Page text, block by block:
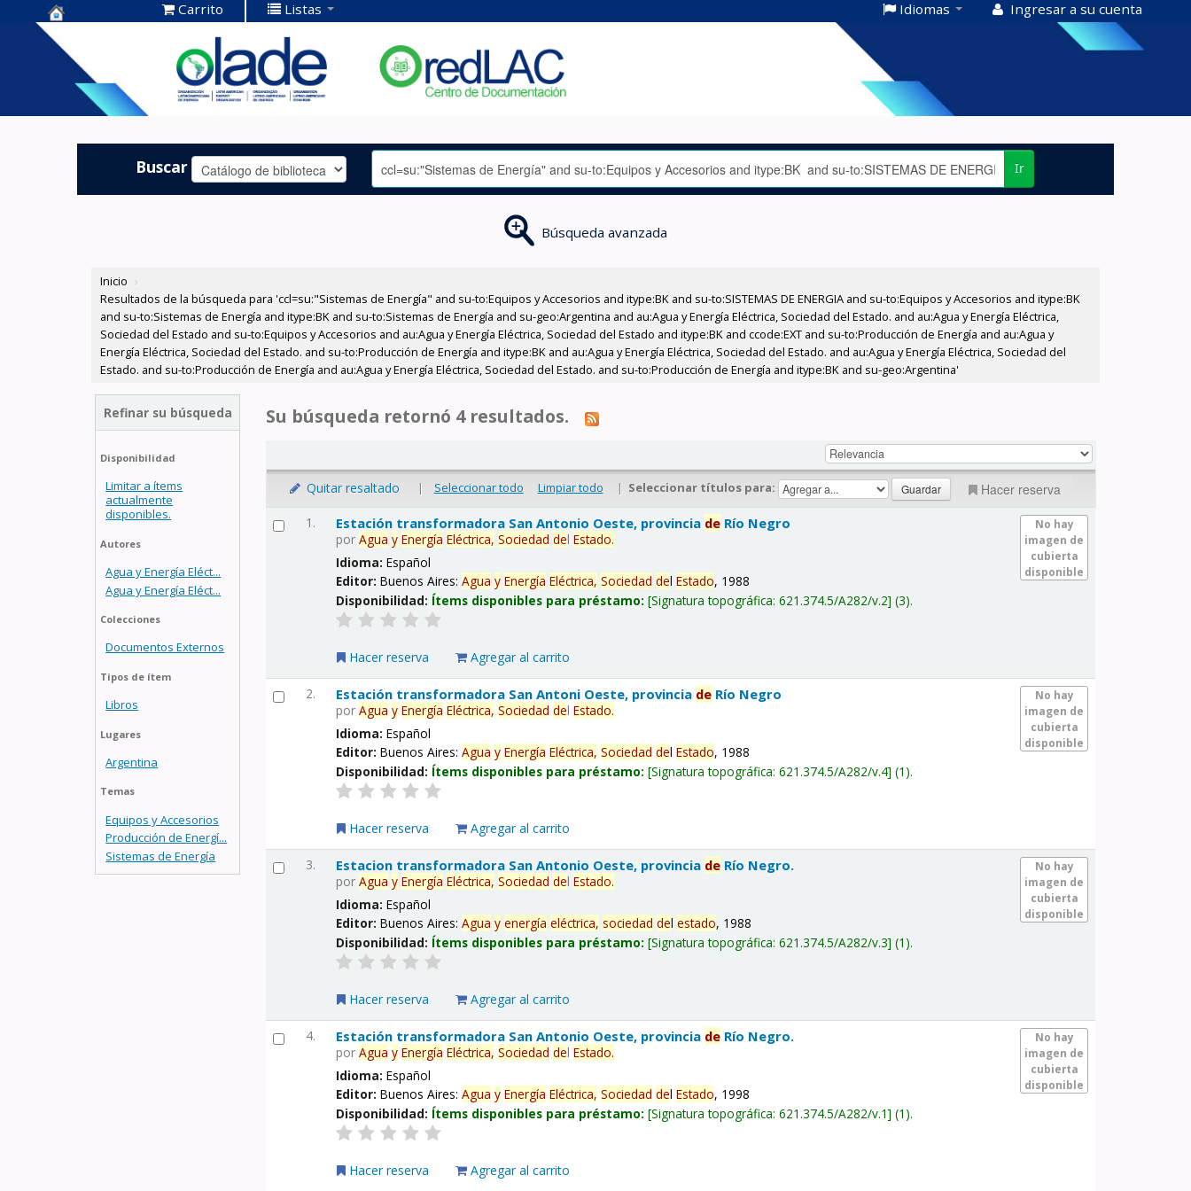
Centro de
Documentación
OLADE -
Carrito Listas Idiomas Ingresar a su cuenta
Buscar Ir
Búsqueda avanzada
Inicio ›
Resultados de la búsqueda para 'ccl=su:"Sistemas de Energía" and su-to:Equipos y Accesorios and itype:BK and su-to:SISTEMAS DE ENERGIA and su-to:Equipos y Accesorios and itype:BK
and su-to:Sistemas de Energía and itype:BK and su-to:Sistemas de Energía and su-geo:Argentina and au:Agua y Energía Eléctrica, Sociedad del Estado. and au:Agua y Energía Eléctrica,
Sociedad del Estado and su-to:Equipos y Accesorios and au:Agua y Energía Eléctrica, Sociedad del Estado and itype:BK and ccode:EXT and su-to:Producción de Energía and au:Agua y
Energía Eléctrica, Sociedad del Estado. and su-to:Producción de Energía and itype:BK and au:Agua y Energía Eléctrica, Sociedad del Estado. and au:Agua y Energía Eléctrica, Sociedad del
Estado. and su-to:Producción de Energía and au:Agua y Energía Eléctrica, Sociedad del Estado. and su-to:Producción de Energía and itype:BK and su-geo:Argentina'
Refinar su búsqueda
Disponibilidad
Limitar a ítems
actualmente
disponibles.
Autores
Agua y Energía Eléct...
Agua y Energía Eléct...
Colecciones
Documentos Externos
Tipos de ítem
Libros
Lugares
Argentina
Temas
Equipos y Accesorios
Producción de Energí...
Sistemas de Energía
Su búsqueda retornó 4 resultados.
Quitar resaltado | Seleccionar todo Limpiar todo | Seleccionar títulos para: Hacer reserva
1.
No hay
imagen de
cubierta
disponible
Estación transformadora San Antonio Oeste, provincia de Río Negro
porAgua y Energía Eléctrica, Sociedad delEstado.
Idioma:Español
Editor:Buenos Aires:Agua y Energía Eléctrica, Sociedad delEstado, 1988
Disponibilidad: Ítems disponibles para préstamo: Signatura topográfica:621.374.5/A282/v.2 (3).
Hacer reserva Agregar al carrito
2.
No hay
imagen de
cubierta
disponible
Estación transformadora San Antoni Oeste, provincia de Río Negro
porAgua y Energía Eléctrica, Sociedad delEstado.
Idioma:Español
Editor:Buenos Aires:Agua y Energía Eléctrica, Sociedad delEstado, 1988
Disponibilidad: Ítems disponibles para préstamo: Signatura topográfica:621.374.5/A282/v.4 (1).
Hacer reserva Agregar al carrito
3.
No hay
imagen de
cubierta
disponible
Estacion transformadora San Antonio Oeste, provincia de Río Negro.
porAgua y Energía Eléctrica, Sociedad delEstado.
Idioma:Español
Editor:Buenos Aires:Agua y energía eléctrica, sociedad delestado, 1988
Disponibilidad: Ítems disponibles para préstamo: Signatura topográfica:621.374.5/A282/v.3 (1).
Hacer reserva Agregar al carrito
4.
No hay
imagen de
cubierta
disponible
Estación transformadora San Antonio Oeste, provincia de Río Negro.
porAgua y Energía Eléctrica, Sociedad delEstado.
Idioma:Español
Editor:Buenos Aires:Agua y Energía Eléctrica, Sociedad delEstado, 1998
Disponibilidad: Ítems disponibles para préstamo: Signatura topográfica:621.374.5/A282/v.1 (1).
Hacer reserva Agregar al carrito